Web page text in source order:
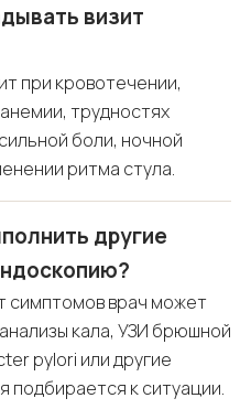
визит
при кровотечении,
трудностях
боли, ночной
ритма стула.
другие
симптомов врач может
кала, УЗИ брюшной
pylori или другие
подбирается к ситуации.